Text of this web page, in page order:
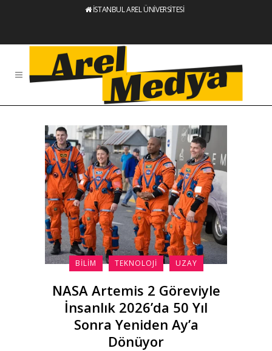
İSTANBUL AREL ÜNİVERSİTESİ
BILIM TEKNOLOJI UZAY
NASA Artemis 2 Göreviyle
İnsanlık 2026’da 50 Yıl
Sonra Yeniden Ay’a
Dönüyor